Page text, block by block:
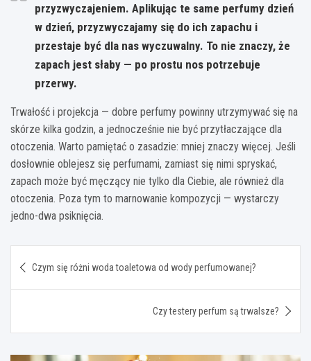
przyzwyczajeniem. Aplikując te same perfumy dzień
w dzień, przyzwyczajamy się do ich zapachu i
przestaje być dla nas wyczuwalny. To nie znaczy, że
zapach jest słaby — po prostu nos potrzebuje
przerwy.
Trwałość i projekcja — dobre perfumy powinny utrzymywać się na
skórze kilka godzin, a jednocześnie nie być przytłaczające dla
otoczenia. Warto pamiętać o zasadzie: mniej znaczy więcej. Jeśli
dosłownie oblejesz się perfumami, zamiast się nimi spryskać,
zapach może być męczący nie tylko dla Ciebie, ale również dla
otoczenia. Poza tym to marnowanie kompozycji — wystarczy
jedno-dwa psiknięcia.
wpisu
Czym się różni woda toaletowa od wody perfumowanej?
Czy testery perfum są trwalsze?